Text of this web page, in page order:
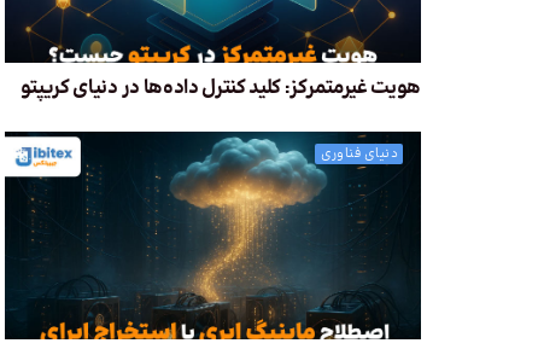
هویت غیرمتمرکز: کلید کنترل داده‌ها در دنیای کریپتو
دنیای فناوری